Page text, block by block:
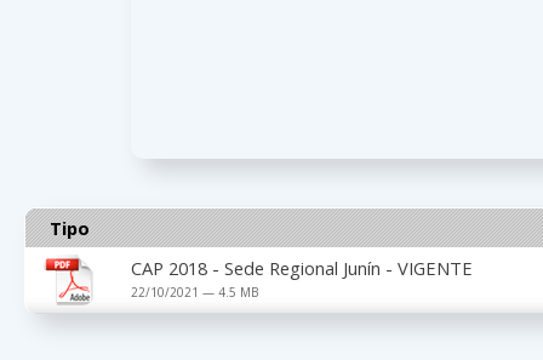
Tipo
CAP 2018 - Sede Regional Junín - VIGENTE
22/10/2021 — 4.5 MB